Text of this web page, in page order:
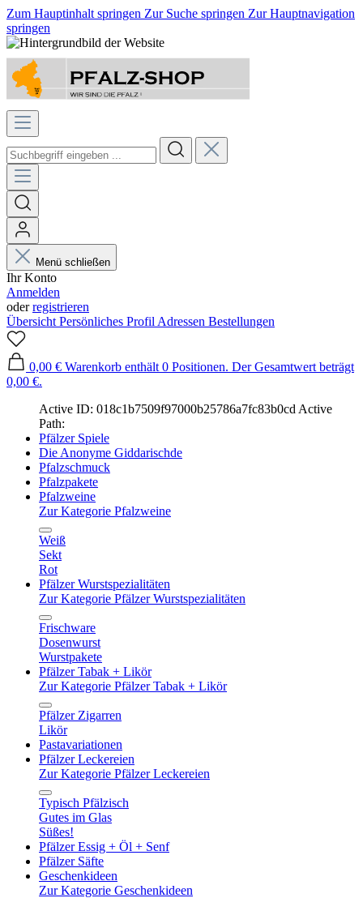
Zum Hauptinhalt springen Zur Suche springen Zur Hauptnavigation
springen
Menü schließen
Ihr Konto
Anmelden
oderregistrieren
Übersicht Persönliches Profil Adressen Bestellungen
0,00 € Warenkorb enthält 0 Positionen. Der Gesamtwert beträgt
0,00 €.
Active ID: 018c1b7509f97000b25786a7fc83b0cd Active
Path:
Pfälzer Spiele
Die Anonyme Giddarischde
Pfalzschmuck
Pfalzpakete
Pfalzweine
Zur Kategorie Pfalzweine
Weiß
Sekt
Rot
Pfälzer Wurstspezialitäten
Zur Kategorie Pfälzer Wurstspezialitäten
Frischware
Dosenwurst
Wurstpakete
Pfälzer Tabak + Likör
Zur Kategorie Pfälzer Tabak + Likör
Pfälzer Zigarren
Likör
Pastavariationen
Pfälzer Leckereien
Zur Kategorie Pfälzer Leckereien
Typisch Pfälzisch
Gutes im Glas
Süßes!
Pfälzer Essig + Öl + Senf
Pfälzer Säfte
Geschenkideen
Zur Kategorie Geschenkideen